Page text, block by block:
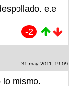
e.e
-2
31 may 2011, 19:09
lo mismo.